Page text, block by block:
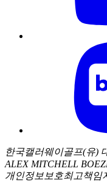
한국캘러웨이골프(유)
ALEX MITCHELL
개인정보보호최고책임